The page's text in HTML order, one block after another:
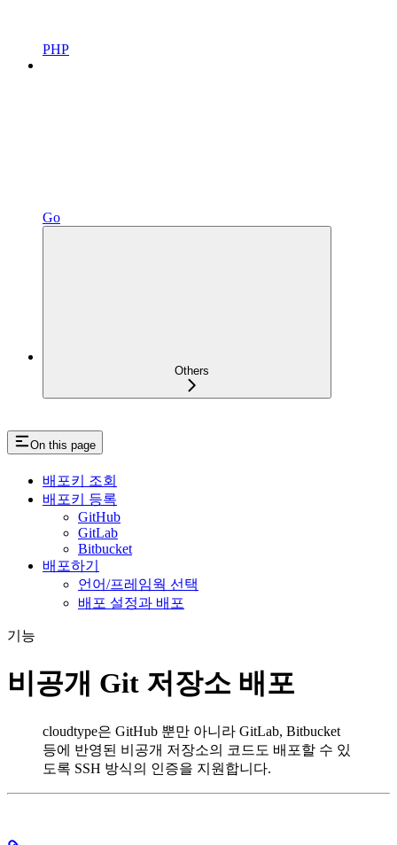
PHP
Go
Others
On this page
배포키 조회
배포키 등록
GitHub
GitLab
Bitbucket
배포하기
언어/프레임웍 선택
배포 설정과 배포
기능
비공개 Git 저장소 배포
cloudtype은 GitHub 뿐만 아니라 GitLab, Bitbucket
등에 반영된 비공개 저장소의 코드도 배포할 수 있
도록 SSH 방식의 인증을 지원합니다.